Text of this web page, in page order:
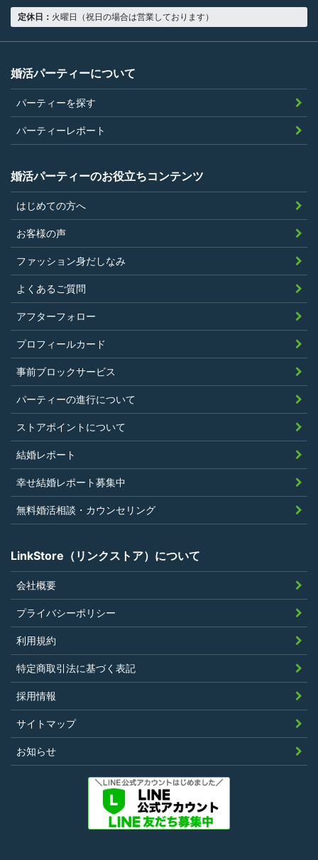
男性は収入があること
当社の指定する環境でサービスを利用で
当社が企画するパーティープランに設定
されている年齢条件にあてはまっている
こと。
参加条件があり証明書が必要なパーティ
ーは、その条件にあてはまっており且つ
弊社が希望する証明書を持参できるこ
過去に、当社運営サービスにおいて、不
正行為、ストーカー行為、クレジットカ
ードの不正利用その他問題のある行為を
したことがないこと
暴力団等の反社会的勢力の関係者でな
く、また、法令違反あるいは公序良俗違
反行為等反社会的活動を行ったことがな
いこと
当社の独自の裁量によりLinkStoreの運営
上問題があると判断されたことがないこ
と
過去に会員登録を抹消されたり、利用停
止処分を受けたことがないこと
当社の提供するサービスと同一または類
似のサービスを提供することを業とする
法人または個人若しくはそれらの従業者
でないこと
利用者は、本規約に違反することなく、
LinkStoreを利用することにより、当社が定
める基準に従ったポイントの付与を受けるこ
とができます。
その他、キャンペーンなど当社の判断により
随時ポイントの付与をすることがあります。
第5条（ポイント利用）
定休日： 火曜日（祝日の場合は営業しております）
婚活パーティーについて
パーティーを探す
パーティーレポート
婚活パーティーのお役立ちコンテンツ
はじめての方へ
お客様の声
ファッション身だしなみ
よくあるご質問
アフターフォロー
プロフィールカード
事前ブロックサービス
パーティーの進行について
ストアポイントについて
結婚レポート
幸せ結婚レポート募集中
無料婚活相談・カウンセリング
LinkStore（リンクストア）について
会社概要
プライバシーポリシー
利用規約
特定商取引法に基づく表記
採用情報
サイトマップ
お知らせ